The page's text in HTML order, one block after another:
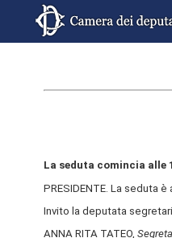
La seduta comincia alle
PRESIDENTE. La seduta è
Invito la deputata
ANNA RITA TATEO,